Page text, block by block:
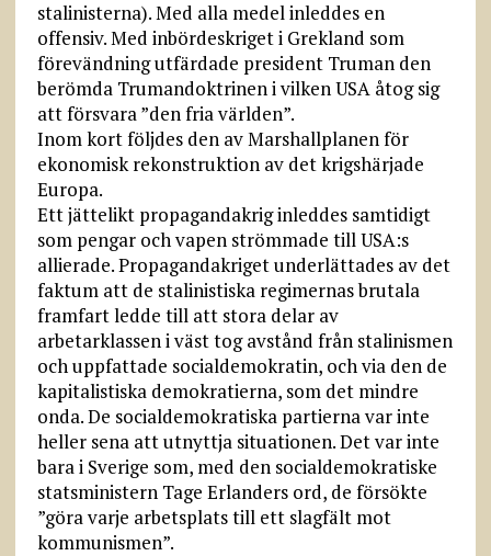
stalinisterna). Med alla medel inleddes en
offensiv. Med inbördeskriget i Grekland som
förevändning utfärdade president Truman den
berömda Trumandoktrinen i vilken USA åtog sig
att försvara ”den fria världen”.
Inom kort följdes den av Marshallplanen för
ekonomisk rekonstruktion av det krigshärjade
Europa.
Ett jättelikt propagandakrig inleddes samtidigt
som pengar och vapen strömmade till USA:s
allierade. Propagandakriget underlättades av det
faktum att de stalinistiska regimernas brutala
framfart ledde till att stora delar av
arbetarklassen i väst tog avstånd från stalinismen
och uppfattade socialdemokratin, och via den de
kapitalistiska demokratierna, som det mindre
onda. De socialdemokratiska partierna var inte
heller sena att utnyttja situationen. Det var inte
bara i Sverige som, med den socialdemokratiske
statsministern Tage Erlanders ord, de försökte
”göra varje arbetsplats till ett slagfält mot
kommunismen”.